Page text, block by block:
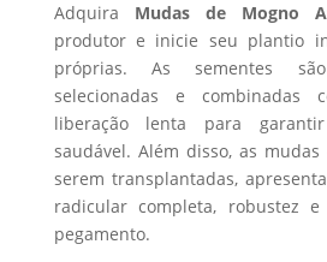
Adquira Mudas de Mogno
produtor e inicie seu plantio
próprias. As sementes são
selecionadas e combinadas
liberação lenta para
saudável. Além disso, as
serem transplantadas,
radicular completa, robustez
pegamento.